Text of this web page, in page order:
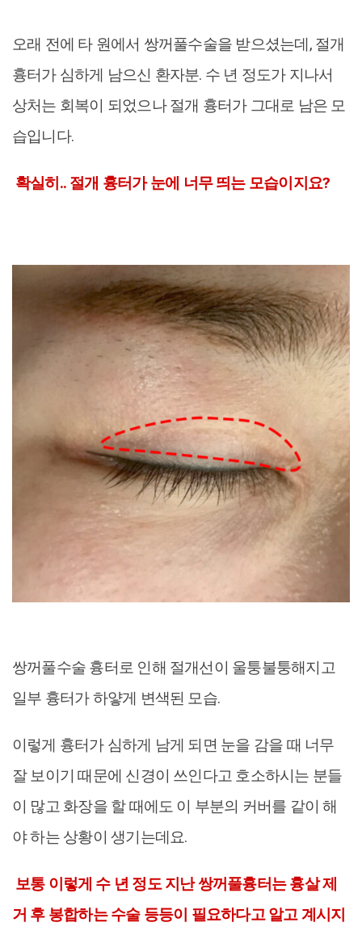
오래 전에 타 원에서 쌍꺼풀수술을 받으셨는데, 절개
흉터가 심하게 남으신 환자분. 수 년 정도가 지나서
상처는 회복이 되었으나 절개 흉터가 그대로 남은 모
습입니다.
확실히.. 절개 흉터가 눈에 너무 띄는 모습이지요?
쌍꺼풀수술 흉터로 인해 절개선이 울퉁불퉁해지고
일부 흉터가 하얗게 변색된 모습.
이렇게 흉터가 심하게 남게 되면 눈을 감을 때 너무
잘 보이기 때문에 신경이 쓰인다고 호소하시는 분들
이 많고 화장을 할 때에도 이 부분의 커버를 같이 해
야 하는 상황이 생기는데요.
보통 이렇게 수 년 정도 지난 쌍꺼풀흉터는 흉살 제
거 후 봉합하는 수술 등등이 필요하다고 알고 계시지